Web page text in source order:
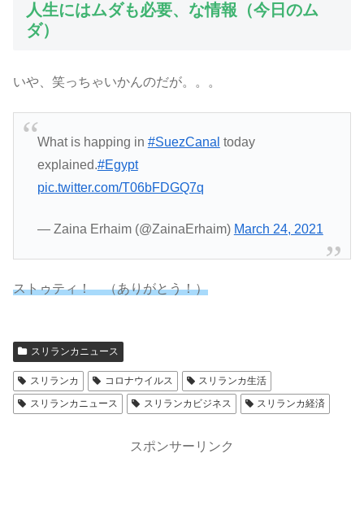
人生にはムダも必要、な情報（今日のム
ダ）
いや、笑っちゃいかんのだが。。。
What is happing in #SuezCanal today
explained.#Egypt
pic.twitter.com/T06bFDGQ7q
— Zaina Erhaim (@ZainaErhaim) March 24, 2021
ストゥティ！ （ありがとう！）
スリランカニュース
スリランカ コロナウイルス
スリランカ生活
スリランカニュース
スリランカビジネス スリランカ経済
スポンサーリンク